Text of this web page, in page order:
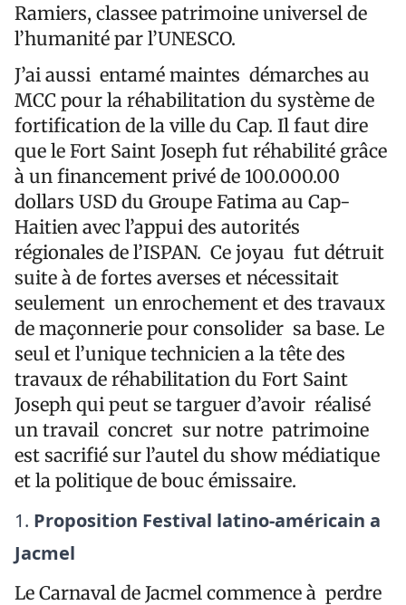
Ramiers, classee patrimoine universel de
l’humanité par l’UNESCO.
J’ai aussi entamé maintes démarches au
MCC pour la réhabilitation du système de
fortification de la ville du Cap. Il faut dire
que le Fort Saint Joseph fut réhabilité grâce
à un financement privé de 100.000.00
dollars USD du Groupe Fatima au Cap-
Haitien avec l’appui des autorités
régionales de l’ISPAN. Ce joyau fut détruit
suite à de fortes averses et nécessitait
seulement un enrochement et des travaux
de maçonnerie pour consolider sa base. Le
seul et l’unique technicien a la tête des
travaux de réhabilitation du Fort Saint
Joseph qui peut se targuer d’avoir réalisé
un travail concret sur notre patrimoine
est sacrifié sur l’autel du show médiatique
et la politique de bouc émissaire.
Proposition Festival latino-américain a
Jacmel
Le Carnaval de Jacmel commence à perdre